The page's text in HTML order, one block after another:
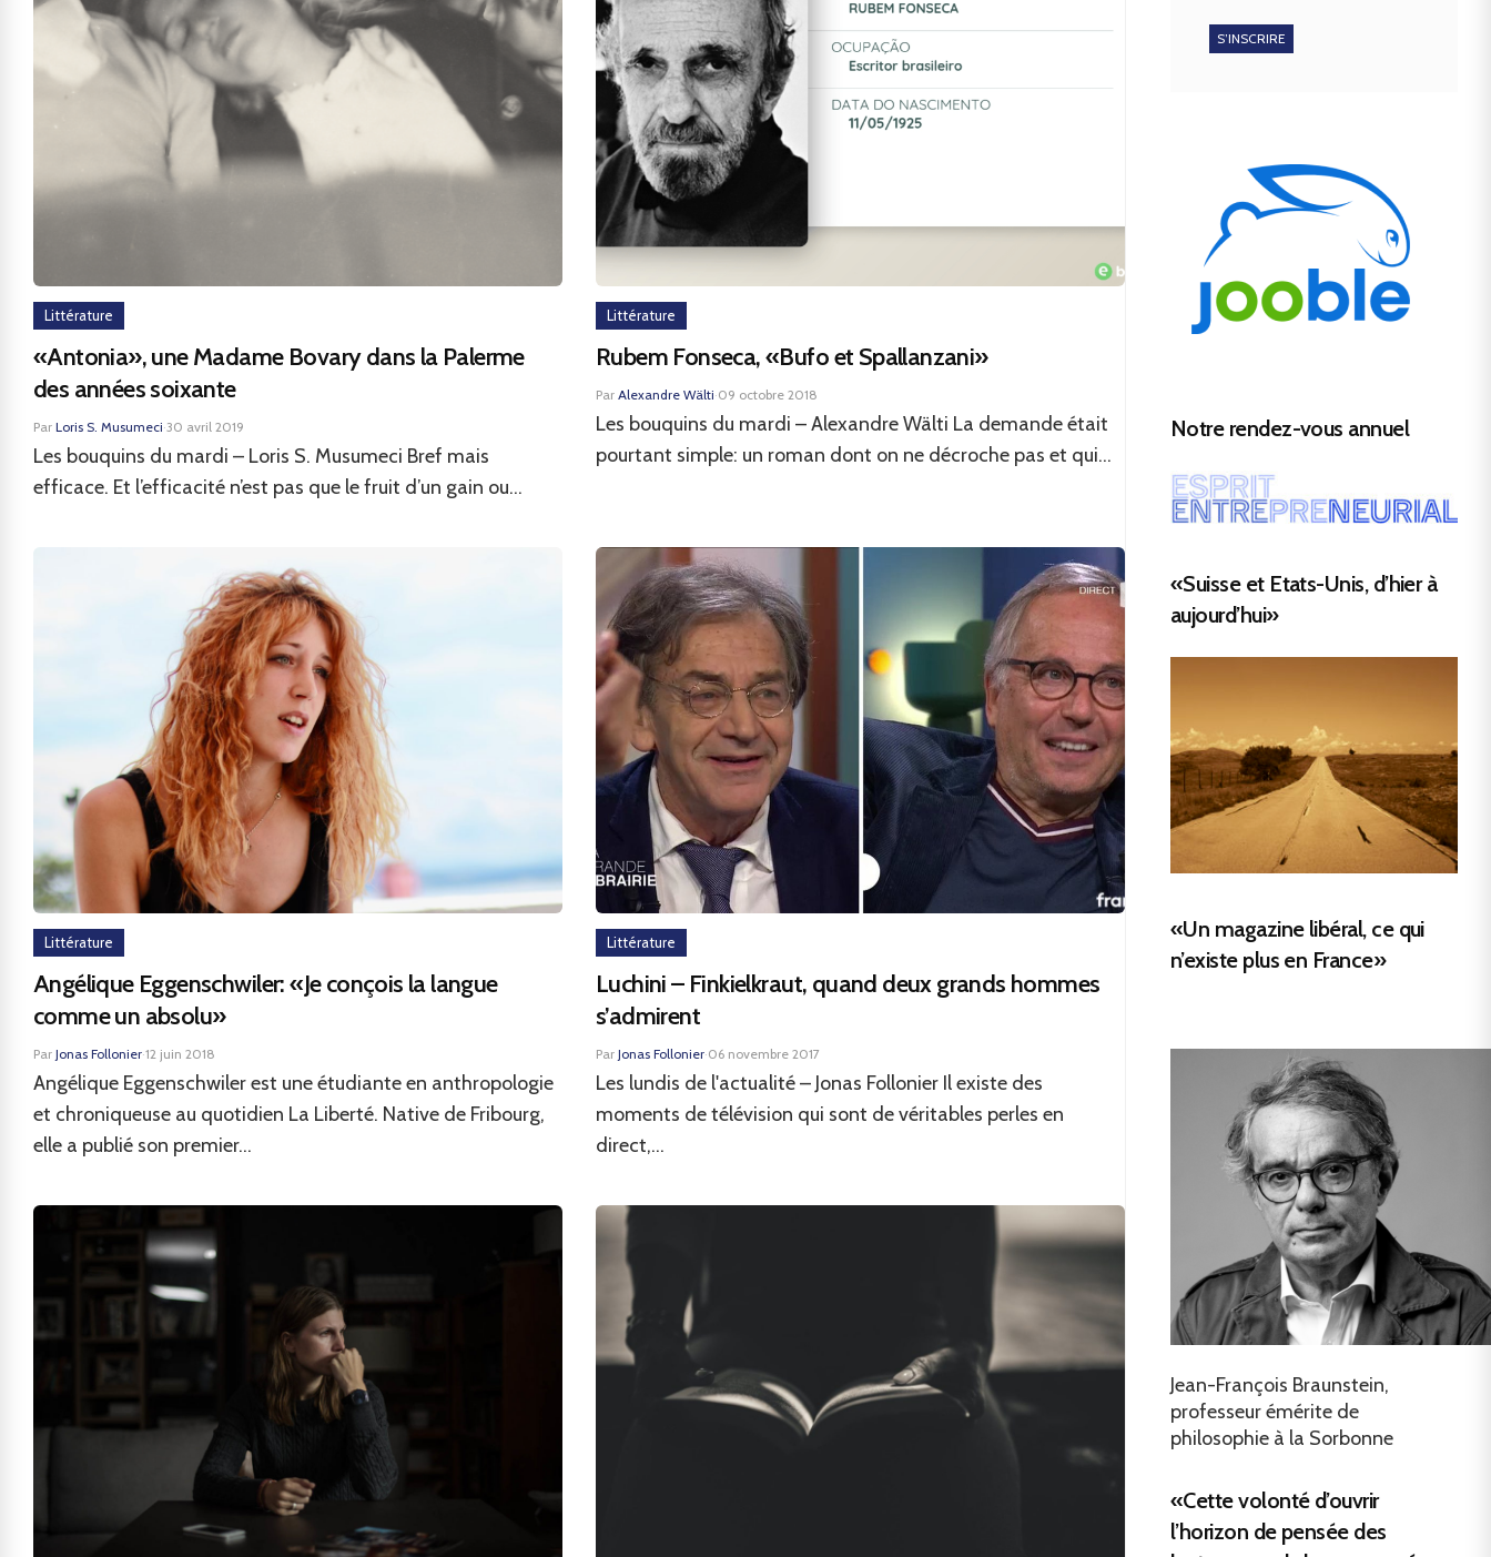
Littérature
«Antonia», une Madame Bovary dans la Palerme
des années soixante
Par Loris S. Musumeci·30 avril 2019
Les bouquins du mardi – Loris S. Musumeci Bref mais
efficace. Et l’efficacité n’est pas que le fruit d’un gain ou...
Littérature
Rubem Fonseca, «Bufo et Spallanzani»
Par Alexandre Wälti·09 octobre 2018
Les bouquins du mardi – Alexandre Wälti La demande était
pourtant simple: un roman dont on ne décroche pas et qui...
Littérature
Angélique Eggenschwiler: «Je conçois la langue
comme un absolu»
Par Jonas Follonier·12 juin 2018
Angélique Eggenschwiler est une étudiante en anthropologie
et chroniqueuse au quotidien La Liberté. Native de Fribourg,
elle a publié son premier...
Littérature
Luchini – Finkielkraut, quand deux grands hommes
s’admirent
Par Jonas Follonier·06 novembre 2017
Les lundis de l'actualité – Jonas Follonier Il existe des
moments de télévision qui sont de véritables perles en
direct,...
Notre rendez-vous annuel
«Suisse et Etats-Unis, d’hier à
aujourd’hui»
«Un magazine libéral, ce qui
n’existe plus en France»
Jean-François Braunstein,
professeur émérite de
philosophie à la Sorbonne
«Cette volonté d’ouvrir
l’horizon de pensée des